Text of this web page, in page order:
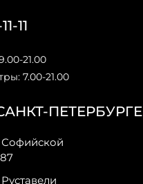
ПЕТЕРБУРГЕ
Софийской
11
21.00
7.00-21.00